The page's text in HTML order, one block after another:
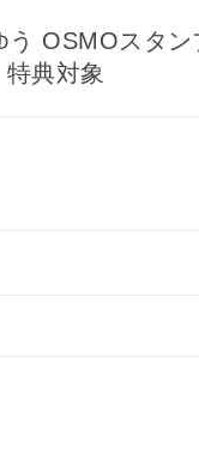
う OSMOスタ
典対象